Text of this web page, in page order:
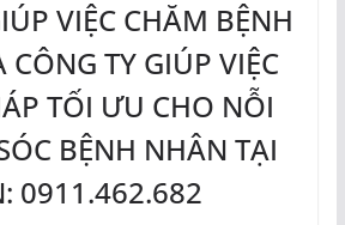
VIỆC CHĂM BỆNH
TY GIÚP VIỆC
TỐI ƯU CHO NỖI
BỆNH NHÂN TẠI
0911.462.682